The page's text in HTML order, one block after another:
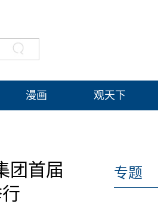
漫画 观天下
团首届
专题